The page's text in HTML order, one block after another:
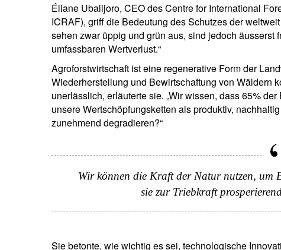
Éliane Ubalijoro, CEO des Centre for International
ICRAF), griff die Bedeutung des Schutzes der
sehen zwar üppig und grün aus, sind jedoch äusserst
umfassbaren Wertverlust.“
Agroforstwirtschaft ist eine regenerative Form der
Wiederherstellung und Bewirtschaftung von Wäldern
unerlässlich, erläuterte sie. „Wir wissen, dass 65%
unsere Wertschöpfungsketten als produktiv,
zunehmend degradieren?“
Wir können die Kraft der Natur nutzen, um
sie zur Triebkraft
Sie betonte, wie wichtig es sei, technologische